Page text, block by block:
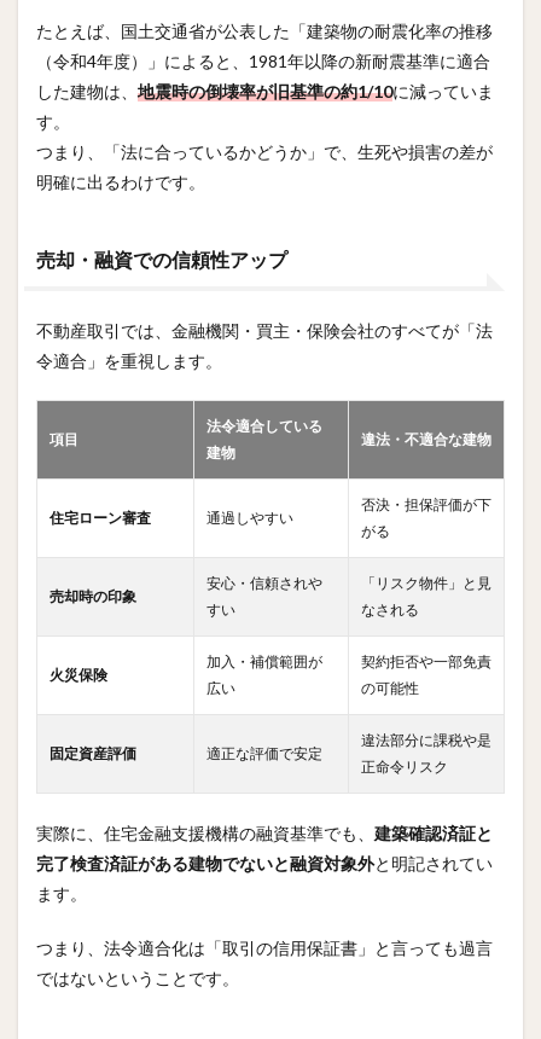
たとえば、国土交通省が公表した「建築物の耐震化率の推移
（令和4年度）」によると、1981年以降の新耐震基準に適合
した建物は、 地震時の倒壊率が旧基準の約1/10に減っていま
す。
つまり、「法に合っているかどうか」で、生死や損害の差が
明確に出るわけです。
売却・融資での信頼性アップ
不動産取引では、金融機関・買主・保険会社のすべてが「法
令適合」を重視します。
項目
法令適合している
建物
違法・不適合な建物
住宅ローン審査 通過しやすい
否決・担保評価が下
がる
売却時の印象
安心・信頼されや
すい
「リスク物件」と見
なされる
火災保険
加入・補償範囲が
広い
契約拒否や一部免責
の可能性
固定資産評価 適正な評価で安定
違法部分に課税や是
正命令リスク
実際に、住宅金融支援機構の融資基準でも、 建築確認済証と
完了検査済証がある建物でないと融資対象外と明記されてい
ます。
つまり、法令適合化は「取引の信用保証書」と言っても過言
ではないということです。